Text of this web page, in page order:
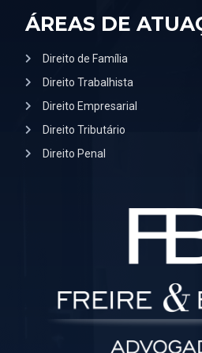
ÁREAS DE
Direito de Família
Direito Trabalhista
Direito Empresarial
Direito Tributário
Direito Penal